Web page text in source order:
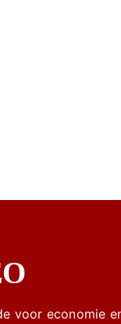
voor economie